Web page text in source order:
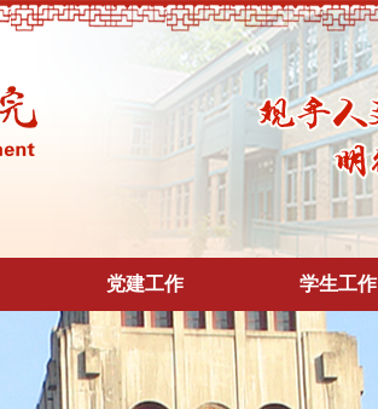
党建工作 学生工作